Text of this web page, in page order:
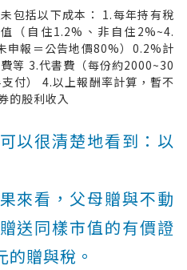
包括以下成本： 1.每年持有稅
（自住1.2%、非自住2%~4.
申報＝公告地價80%）0.2%計
等 3.代書費（每份約2000~30
付） 4.以上報酬率計算，暫不
的股利收入
以很清楚地看到：以
來看，父母贈與不動
送同樣市值的有價證
贈與稅。